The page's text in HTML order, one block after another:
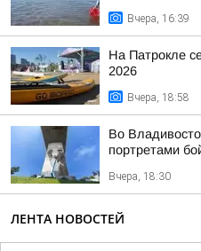
Вчера, 16:39
На Патрокле
2026
Вчера, 18:58
Во
портретами
Вчера, 18:30
ЛЕНТА НОВОСТЕЙ